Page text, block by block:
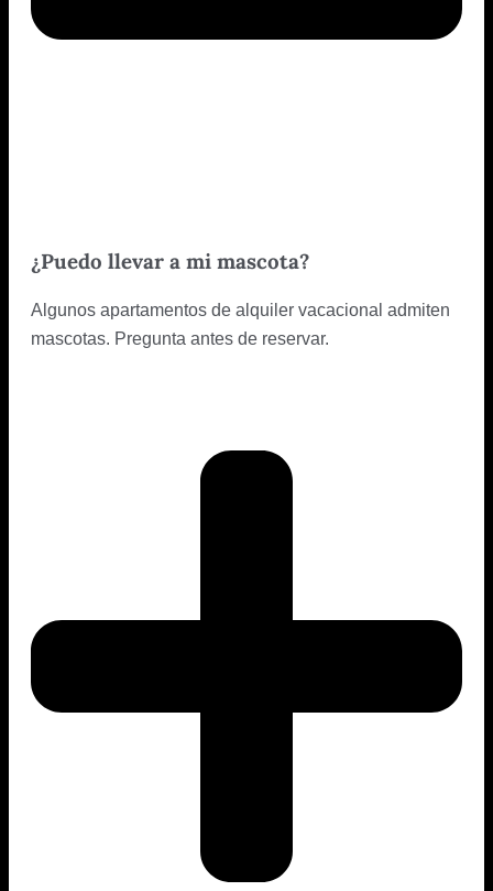
¿Puedo llevar a mi mascota?
Algunos apartamentos de alquiler vacacional admiten
mascotas. Pregunta antes de reservar.